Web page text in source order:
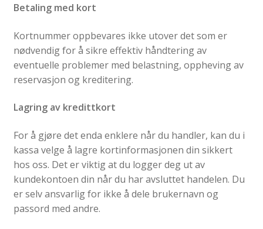
Betaling med kort
Kortnummer oppbevares ikke utover det som er
nødvendig for å sikre effektiv håndtering av
eventuelle problemer med belastning, oppheving av
reservasjon og kreditering.
Lagring av kredittkort
For å gjøre det enda enklere når du handler, kan du i
kassa velge å lagre kortinformasjonen din sikkert
hos oss. Det er viktig at du logger deg ut av
kundekontoen din når du har avsluttet handelen. Du
er selv ansvarlig for ikke å dele brukernavn og
passord med andre.